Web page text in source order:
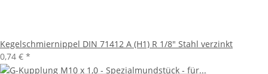
Kegelschmiernippel DIN 71412 A (H1) R 1/8" Stahl verzinkt
0,74 € *